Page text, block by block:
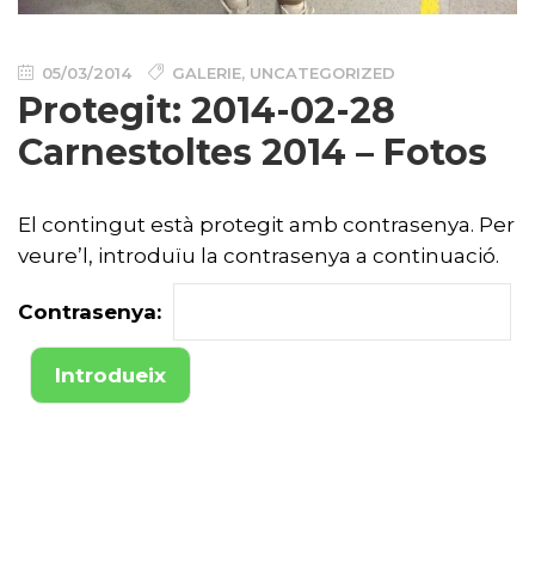
05/03/2014 GALERIE, UNCATEGORIZED
Protegit: 2014-02-28
Carnestoltes 2014 – Fotos
El contingut està protegit amb contrasenya. Per
veure’l, introduïu la contrasenya a continuació.
Contrasenya: